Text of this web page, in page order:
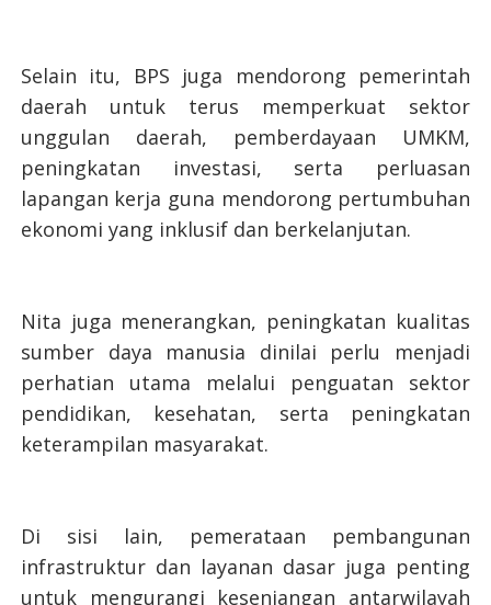
Selain itu, BPS juga mendorong pemerintah
daerah untuk terus memperkuat sektor
unggulan daerah, pemberdayaan UMKM,
peningkatan investasi, serta perluasan
lapangan kerja guna mendorong pertumbuhan
ekonomi yang inklusif dan berkelanjutan.
Nita juga menerangkan, peningkatan kualitas
sumber daya manusia dinilai perlu menjadi
perhatian utama melalui penguatan sektor
pendidikan, kesehatan, serta peningkatan
keterampilan masyarakat.
Di sisi lain, pemerataan pembangunan
infrastruktur dan layanan dasar juga penting
untuk mengurangi kesenjangan antarwilayah